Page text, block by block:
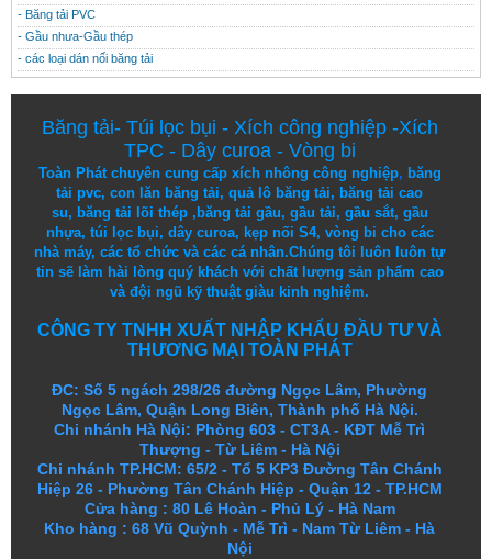
- Băng tải PVC
- Gầu nhưa-Gầu thép
- các loại dán nối băng tải
Băng tải- Túi lọc bụi - Xích công nghiệp-Xích
TPC - Dây curoa - Vòng bi
Toàn Phát chuyên cung cấp xích nhông công nghiệp, băng
tải pvc,con lăn băng tải,quả lô băng tải, băng tải cao
su, băng tải lõi thép,băng tải gầu, gầu tải, gầu sắt, gầu
nhựa, túi lọc bụi, dây curoa, kẹp nối S4, vòng bi cho các
nhà máy, các tổ chức và các cá nhân.Chúng tôi luôn luôn tự
tin sẽ làm hài lòng quý khách với chất lượng sảnphẩm cao
và đội ngũ kỹ thuật giàu kinh nghiệm.
CÔNG TY TNHH XUẤT NHẬP KHẨU ĐẦU TƯ VÀ
THƯƠNG MẠI TOÀN PHÁT
ĐC: Số 5 ngách 298/26 đường Ngọc Lâm, Phường
Ngọc Lâm, Quận Long Biên, Thành phố Hà Nội.
Chi nhánh Hà Nội: Phòng 603 - CT3A - KĐT Mễ Trì
Thượng - Từ Liêm - Hà Nội
Chi nhánh TP.HCM: 65/2 - Tổ 5 KP3 Đường Tân Chánh
Hiệp 26 - Phường Tân Chánh Hiệp - Quận 12 - TP.HCM
Cửa hàng : 80 Lê Hoàn - Phủ Lý - Hà Nam
Kho hàng :68 Vũ Quỳnh - Mễ Trì - Nam Từ Liêm - Hà
Nội